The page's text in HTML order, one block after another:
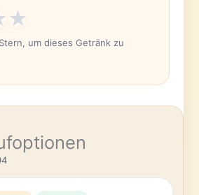
★
um dieses Getränk zu